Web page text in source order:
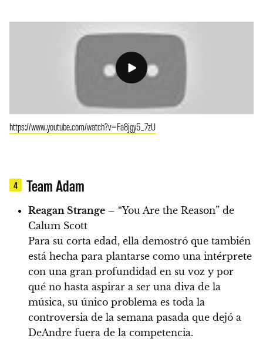
https://www.youtube.com/watch?v=Fa8jgy5_7zU
4 Team Adam
Reagan Strange – “You Are the Reason” de
Calum Scott
Para su corta edad, ella demostró que también
está hecha para plantarse como una intérprete
con una gran profundidad en su voz y por
qué no hasta aspirar a ser una diva de la
música, su único problema es toda la
controversia de la semana pasada que dejó a
DeAndre fuera de la competencia.